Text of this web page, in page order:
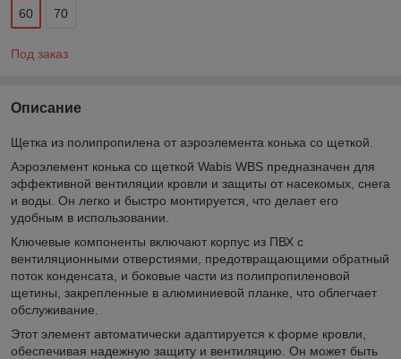
60 70
Под заказ
Описание
Щетка из полипропилена от аэроэлемента конька со щеткой.
Аэроэлемент конька со щеткой Wabis WBS предназначен для
эффективной вентиляции кровли и защиты от насекомых, снега
и воды. Он легко и быстро монтируется, что делает его
удобным в использовании.
Ключевые компоненты включают корпус из ПВХ с
вентиляционными отверстиями, предотвращающими обратный
поток конденсата, и боковые части из полипропиленовой
щетины, закрепленные в алюминиевой планке, что облегчает
обслуживание.
Этот элемент автоматически адаптируется к форме кровли,
обеспечивая надежную защиту и вентиляцию. Он может быть